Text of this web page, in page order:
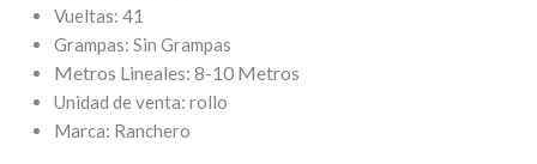
Vueltas: 41
Grampas: Sin Grampas
Metros Lineales: 8-10 Metros
Unidad de venta: rollo
Marca: Ranchero